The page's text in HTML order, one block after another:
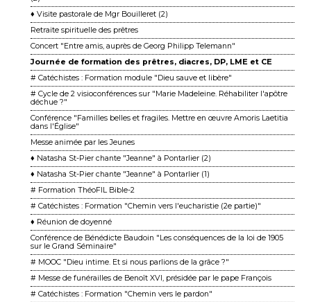
♦ Visite pastorale de Mgr Bouilleret (2)
Retraite spirituelle des prêtres
Concert "Entre amis, auprès de Georg Philipp Telemann"
Journée de formation des prêtres, diacres, DP, LME et CE
# Catéchistes : Formation module "Dieu sauve et libère"
# Cycle de 2 visioconférences sur "Marie Madeleine. Réhabiliter l'apôtre
déchue ?"
Conférence "Familles belles et fragiles. Mettre en œuvre Amoris Laetitia
dans l'Église"
Messe animée par les Jeunes
♦ Natasha St-Pier chante "Jeanne" à Pontarlier (2)
♦ Natasha St-Pier chante "Jeanne" à Pontarlier (1)
# Formation ThéoFIL Bible-2
# Catéchistes : Formation "Chemin vers l'eucharistie (2e partie)"
♦ Réunion de doyenné
Conférence de Bénédicte Baudoin "Les conséquences de la loi de 1905
sur le Grand Séminaire"
# MOOC "Dieu intime. Et si nous parlions de la grâce ?"
# Messe de funérailles de Benoît XVI, présidée par le pape François
# Catéchistes : Formation "Chemin vers le pardon"